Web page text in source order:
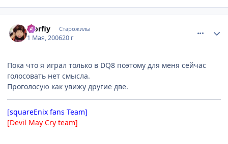
Morfiy Старожилы
1 Мая, 200620 г
Пока что я играл только в DQ8 поэтому для меня сейчас
голосовать нет смысла.
Проголосую как увижу другие две.
[squareEnix fans Team]
[Devil May Cry team]